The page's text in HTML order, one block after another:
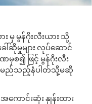
မှ မွန်ဂိုးလီးယား သို့
ါ်ဆိုမှုများ လုပ်ဆောင်
မှစ၍ ဖြင့် မွန်ဂိုးလီး
း မည်သည့်နံပါတ်သို့မဆို
ောင်းဆုံး နှုန်းထား